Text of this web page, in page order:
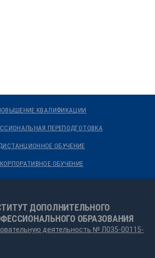
КВАЛИФИКАЦИИ
ПЕРЕПОДГОТОВКА
ОБУЧЕНИЕ
КОРПОРАТИВНОЕ ОБУЧЕНИЕ
ДОПОЛНИТЕЛЬНОГО
ОБРАЗОВАНИЯ
деятельность № Л035-00115-